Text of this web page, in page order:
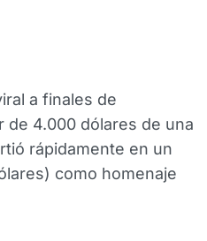
a finales de
de 4.000 dólares de una
rápidamente en un
como homenaje